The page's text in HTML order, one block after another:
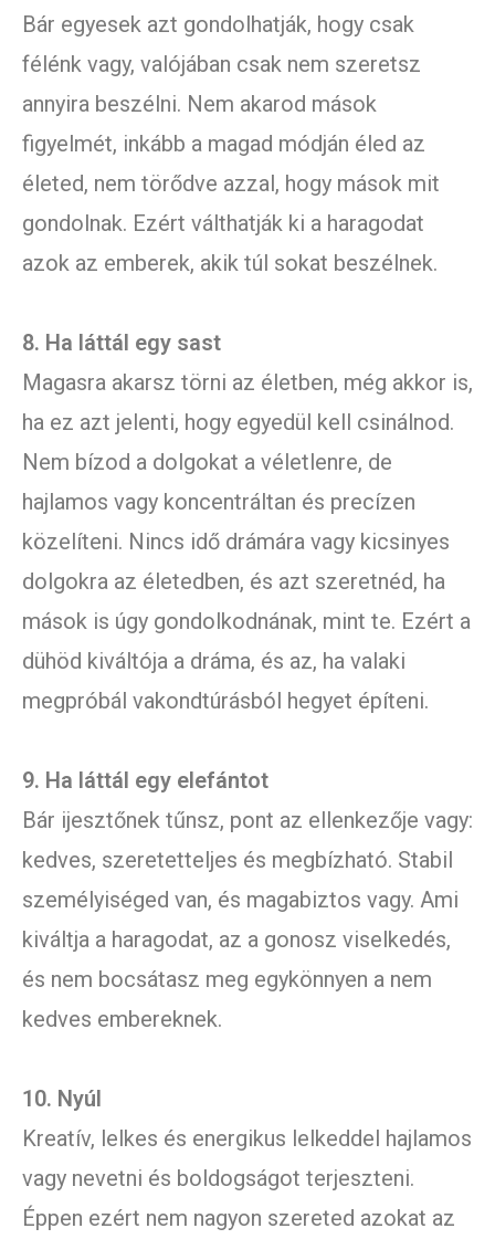
Bár egyesek azt gondolhatják, hogy csak
félénk vagy, valójában csak nem szeretsz
annyira beszélni. Nem akarod mások
figyelmét, inkább a magad módján éled az
életed, nem törődve azzal, hogy mások mit
gondolnak. Ezért válthatják ki a haragodat
azok az emberek, akik túl sokat beszélnek.
8. Ha láttál egy sast
Magasra akarsz törni az életben, még akkor is,
ha ez azt jelenti, hogy egyedül kell csinálnod.
Nem bízod a dolgokat a véletlenre, de
hajlamos vagy koncentráltan és precízen
közelíteni. Nincs idő drámára vagy kicsinyes
dolgokra az életedben, és azt szeretnéd, ha
mások is úgy gondolkodnának, mint te. Ezért a
dühöd kiváltója a dráma, és az, ha valaki
megpróbál vakondtúrásból hegyet építeni.
9. Ha láttál egy elefántot
Bár ijesztőnek tűnsz, pont az ellenkezője vagy:
kedves, szeretetteljes és megbízható. Stabil
személyiséged van, és magabiztos vagy. Ami
kiváltja a haragodat, az a gonosz viselkedés,
és nem bocsátasz meg egykönnyen a nem
kedves embereknek.
10. Nyúl
Kreatív, lelkes és energikus lelkeddel hajlamos
vagy nevetni és boldogságot terjeszteni.
Éppen ezért nem nagyon szereted azokat az